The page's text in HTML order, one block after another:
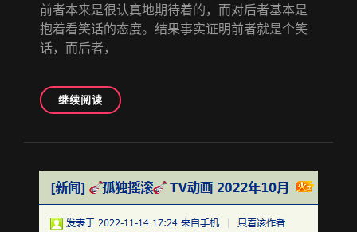
前者本来是很认真地期待着的，而对后者基本是
抱着看笑话的态度。结果事实证明前者就是个笑
话，而后者，
继续阅读孤
独
终
目